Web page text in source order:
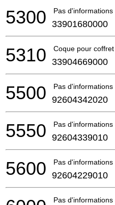
Pas d'informations
5300 33901680000
Coque pour coffret
5310 33904669000
Pas d'informations
5500 92604342020
Pas d'informations
5550 92604339010
Pas d'informations
5600 92604229010
Pas d'informations